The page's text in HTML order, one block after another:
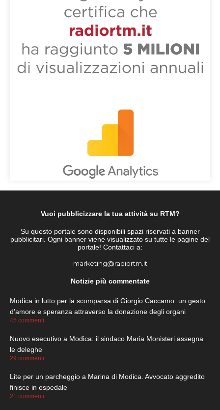
Vuoi pubblicizzare la tua attività su RTM?
Su questo portale sono disponibili spazi riservati a banner
pubblicitari. Ogni banner viene visualizzato su tutte le pagine del
portale! Contattaci a:
marketing@radiortm.it
Notizie più commentate
Modica in lutto per la scomparsa di Giorgio Caccamo: un gesto
d’amore e speranza attraverso la donazione degli organi
45 commenti
Nuovo esecutivo a Modica: il sindaco Maria Monisteri assegna
le deleghe
29 commenti
Lite per un parcheggio a Marina di Modica. Avvocato aggredito
finisce in ospedale
21 commenti